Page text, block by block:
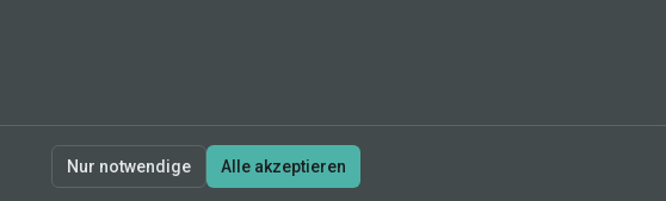
Nur notwendige Alle akzeptieren